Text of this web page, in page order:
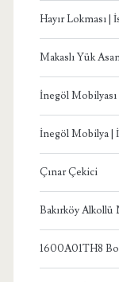
Hayır Lokması |
Makaslı Yük
İnegöl Mobilyası
İnegöl Mobilya |
Çınar Çekici
Bakırköy Alkollü
1600A01TH8